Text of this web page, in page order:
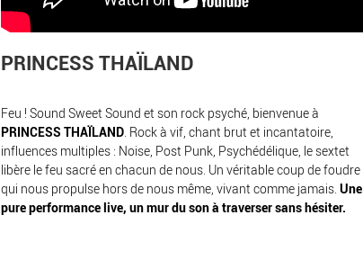
PRINCESS THAÏLAND
Feu ! Sound Sweet Sound et son rock psyché, bienvenue à
PRINCESS THAÏLAND. Rock à vif, chant brut et incantatoire,
influences multiples : Noise, Post Punk, Psychédélique, le sextet
libère le feu sacré en chacun de nous. Un véritable coup de foudre
qui nous propulse hors de nous même, vivant comme jamais. Une
pure performance live, un mur du son à traverser sans hésiter.